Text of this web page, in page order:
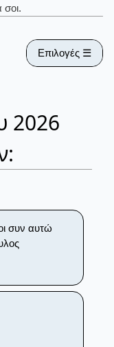
σοι.
Επιλογές ☰
2026
συν αυτώ